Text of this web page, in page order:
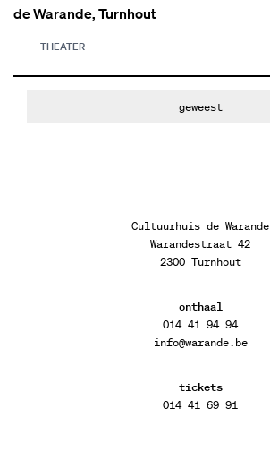
de Warande, Turnhout
THEATER
geweest
Cultuurhuis de Warande
Warandestraat 42
2300 Turnhout
onthaal
014 41 94 94
info@warande.be
tickets
014 41 69 91